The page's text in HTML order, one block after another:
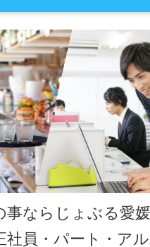
事ならじょぶる愛
社員・パート・ア